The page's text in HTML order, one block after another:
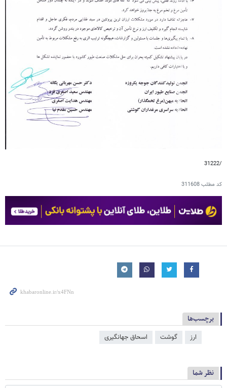
/31222
کد مطلب311608
برچسب‌ها
ارز گوشت اسحاق جهانگیری
نظر شما